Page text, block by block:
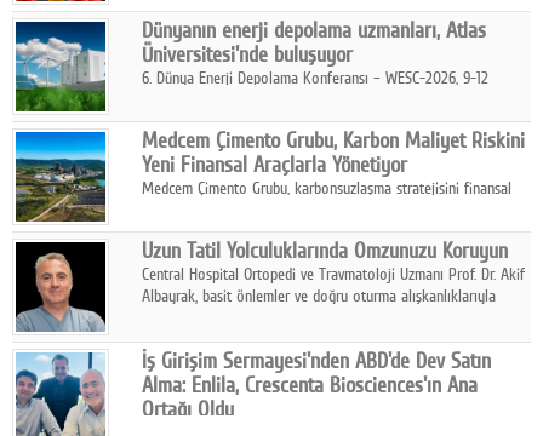
pratik, güvenilir ve lezzetli bir alternatif sunuyor.
Dünyanın enerji depolama uzmanları, Atlas
Üniversitesi'nde buluşuyor
6. Dünya Enerji Depolama Konferansı – WESC-2026, 9-12
sahipliğinde gerçekleştirilecek.
Medcem Çimento Grubu, Karbon Maliyet Riskini
Yeni Finansal Araçlarla Yönetiyor
Medcem Çimento Grubu, karbonsuzlaşma stratejisini finansal
Uzun Tatil Yolculuklarında Omzunuzu Koruyun
Central Hospital Ortopedi ve Travmatoloji Uzmanı Prof. Dr. Akif
Albayrak, basit önlemler ve doğru oturma alışkanlıklarıyla
İş Girişim Sermayesi'nden ABD'de Dev Satın
Alma: Enlila, Crescenta Biosciences'ın Ana
Ortağı Oldu